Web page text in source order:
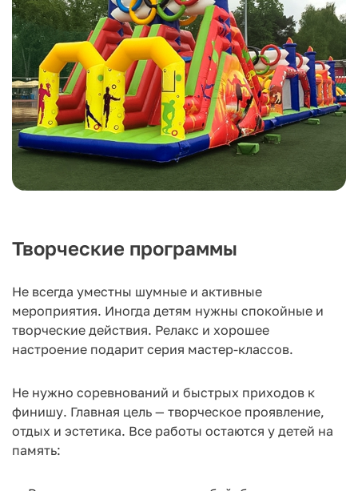
Творческие программы
Не всегда уместны шумные и активные
мероприятия. Иногда детям нужны спокойные и
творческие действия. Релакс и хорошее
настроение подарит серия мастер-классов.
Не нужно соревнований и быстрых приходов к
финишу. Главная цель — творческое проявление,
отдых и эстетика. Все работы остаются у детей на
память: